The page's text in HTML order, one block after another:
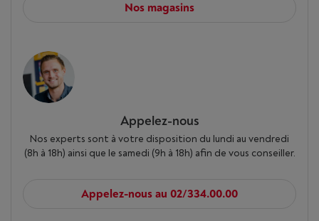
Nos magasins
Appelez-nous
Nos experts sont à votre disposition du lundi au vendredi
(8h à 18h) ainsi que le samedi (9h à 18h) afin de vous conseiller.
Appelez-nous au 02/334.00.00